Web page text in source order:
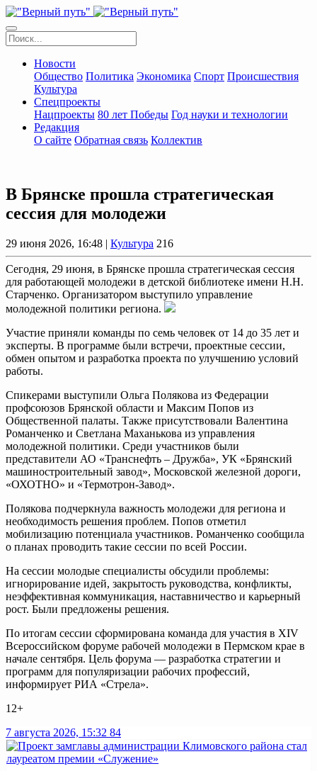
Новости
Общество Политика Экономика Спорт Происшествия
Культура
Спецпроекты
Нацпроекты 80 лет Победы Год науки и технологии
Редакция
О сайте Обратная связь Коллектив
В Брянске прошла стратегическая
сессия для молодежи
29 июня 2026, 16:48 | Культура 216
Сегодня, 29 июня, в Брянске прошла стратегическая сессия
для работающей молодежи в детской библиотеке имени Н.Н.
Старченко. Организатором выступило управление
молодежной политики региона.
Участие приняли команды по семь человек от 14 до 35 лет и
эксперты. В программе были встречи, проектные сессии,
обмен опытом и разработка проекта по улучшению условий
работы.
Спикерами выступили Ольга Полякова из Федерации
профсоюзов Брянской области и Максим Попов из
Общественной палаты. Также присутствовали Валентина
Романченко и Светлана Маханькова из управления
молодежной политики. Среди участников были
представители АО «Транснефть – Дружба», УК «Брянский
машиностроительный завод», Московской железной дороги,
«ОХОТНО» и «Термотрон-Завод».
Полякова подчеркнула важность молодежи для региона и
необходимость решения проблем. Попов отметил
мобилизацию потенциала участников. Романченко сообщила
о планах проводить такие сессии по всей России.
На сессии молодые специалисты обсудили проблемы:
игнорирование идей, закрытость руководства, конфликты,
неэффективная коммуникация, наставничество и карьерный
рост. Были предложены решения.
По итогам сессии сформирована команда для участия в XIV
Всероссийском форуме рабочей молодежи в Пермском крае в
начале сентября. Цель форума — разработка стратегии и
программ для популяризации рабочих профессий,
информирует РИА «Стрела».
12+
7 августа 2026, 15:32 84